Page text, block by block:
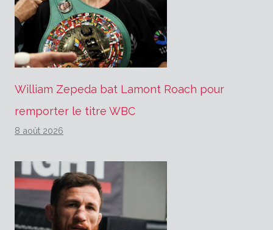
William Zepeda bat Lamont Roach pour
remporter le titre WBC
8 août 2026